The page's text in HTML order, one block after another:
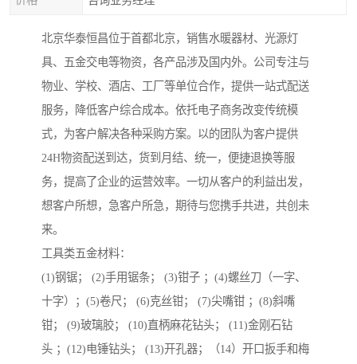
北京华泰恒昌位于首都北京，销售水暖器材、光源灯
具、五金交电等物资，各产品涉及国内外。公司专注与
物业、学校、酒店、工厂等单位合作，提供一站式配送
服务，降低客户综合成本。依托电子商务改变传统模
式，为客户解决各种采购方案。以的团队为客户提供
24H物资配送到达，货到月结、统一，便捷退换等服
务，提高了企业的运营效率。一切从客户的利益出发，
想客户所想，急客户所急，期待与您携手共进，共创未
来。
工具类五金材料：
(1)钢锯； (2)手用锯条； (3)钳子 ；(4)螺丝刀（一字、
十字）；(5)卷尺； (6)克丝钳； (7)尖嘴钳 ；(8)斜嘴
钳； (9)玻璃胶； (10)直柄麻花钻头； (11)金刚石钻
头 ；(12)电锤钻头； (13)开孔器；（14）开口扳手和梅